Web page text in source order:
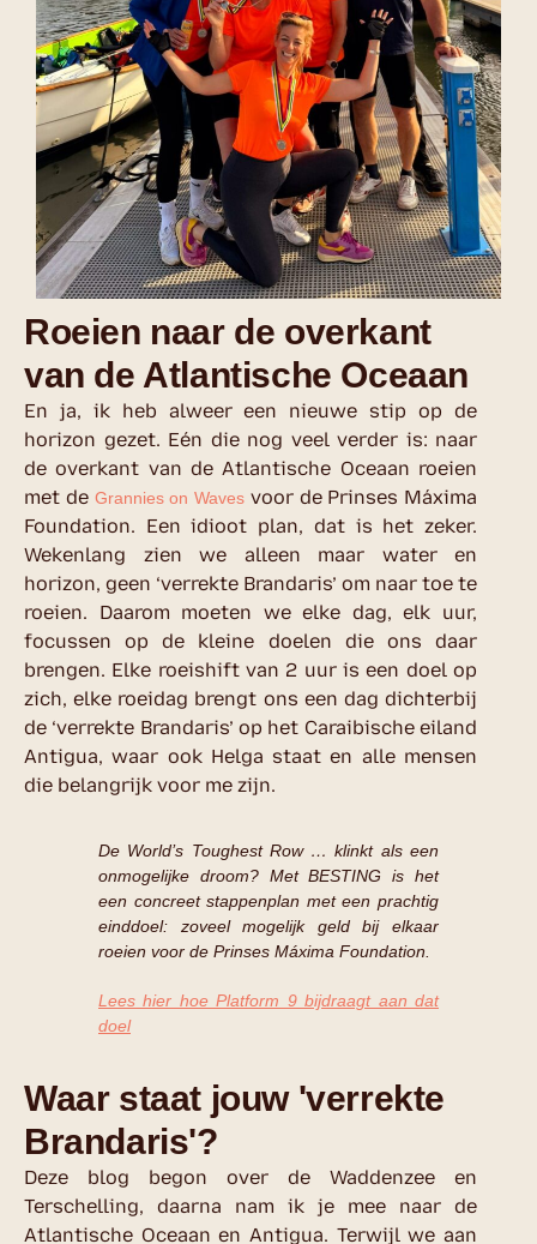
Roeien naar de overkant
van de Atlantische Oceaan
En ja, ik heb alweer een nieuwe stip op de
horizon gezet. Eén die nog veel verder is: naar
de overkant van de Atlantische Oceaan roeien
met de Grannies on Waves voor de Prinses Máxima
Foundation. Een idioot plan, dat is het zeker.
Wekenlang zien we alleen maar water en
horizon, geen ‘verrekte Brandaris’ om naar toe te
roeien. Daarom moeten we elke dag, elk uur,
focussen op de kleine doelen die ons daar
brengen. Elke roeishift van 2 uur is een doel op
zich, elke roeidag brengt ons een dag dichterbij
de ‘verrekte Brandaris’ op het Caraibische eiland
Antigua, waar ook Helga staat en alle mensen
die belangrijk voor me zijn.
De World’s Toughest Row … klinkt als een
onmogelijke droom? Met BESTING is het
een concreet stappenplan met een prachtig
einddoel: zoveel mogelijk geld bij elkaar
roeien voor de Prinses Máxima Foundation.
Lees hier hoe Platform 9 bijdraagt aan dat
doel
Waar staat jouw 'verrekte
Brandaris'?
Deze blog begon over de Waddenzee en
Terschelling, daarna nam ik je mee naar de
Atlantische Oceaan en Antigua. Terwijl we aan